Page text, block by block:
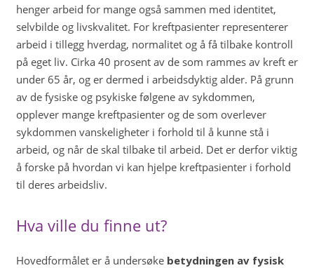
henger arbeid for mange også sammen med identitet,
selvbilde og livskvalitet. For kreftpasienter representerer
arbeid i tillegg hverdag, normalitet og å få tilbake kontroll
på eget liv. Cirka 40 prosent av de som rammes av kreft er
under 65 år, og er dermed i arbeidsdyktig alder. På grunn
av de fysiske og psykiske følgene av sykdommen,
opplever mange kreftpasienter og de som overlever
sykdommen vanskeligheter i forhold til å kunne stå i
arbeid, og når de skal tilbake til arbeid. Det er derfor viktig
å forske på hvordan vi kan hjelpe kreftpasienter i forhold
til deres arbeidsliv.
Hva ville du finne ut?
Hovedformålet er å undersøke betydningen av fysisk